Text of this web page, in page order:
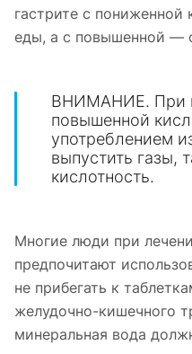
гастрите с
еды, а с повышенной —
ВНИМАНИЕ. При
повышенной
употреблением
выпустить газы,
кислотность.
Многие люди при
предпочитают
не прибегать к
желудочно-кишечного
минеральная вода